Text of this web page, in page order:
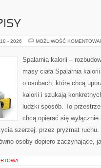
- 2026 MOŻLIWOŚĆ
Spalarnia kalorii –
masy ciała Spalarnia
o osobach, które chcą
kalorii i szukają
ludzki sposób. To
chcą opierać się
szerzej: przez pryzmat
osoby dopiero